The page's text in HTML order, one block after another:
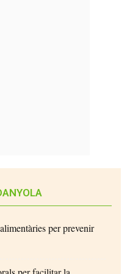
per prevenir